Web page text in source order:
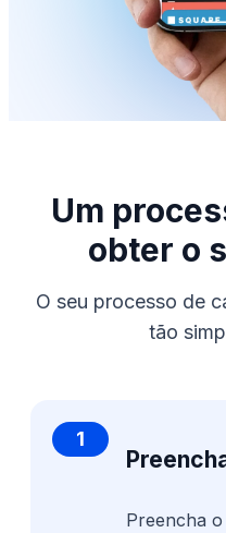
Um
obter o
O seu processo de
tão
1
Preencha